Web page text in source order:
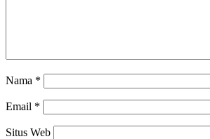
Nama *
Email *
Situs Web